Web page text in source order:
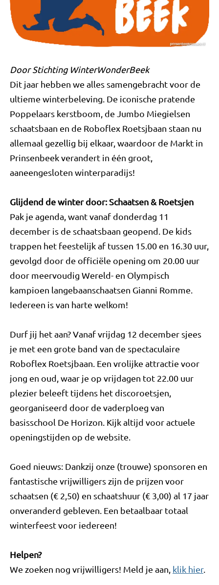
Door Stichting WinterWonderBeek
Dit jaar hebben we alles samengebracht voor de
ultieme winterbeleving. De iconische pratende
Poppelaars kerstboom, de Jumbo Miegielsen
schaatsbaan en de Roboflex Roetsjbaan staan nu
allemaal gezellig bij elkaar, waardoor de Markt in
Prinsenbeek verandert in één groot,
aaneengesloten winterparadijs!
Glijdend de winter door: Schaatsen & Roetsjen
Pak je agenda, want vanaf donderdag 11
december is de schaatsbaan geopend. De kids
trappen het feestelijk af tussen 15.00 en 16.30 uur,
gevolgd door de officiële opening om 20.00 uur
door meervoudig Wereld- en Olympisch
kampioen langebaanschaatsen Gianni Romme.
Iedereen is van harte welkom!
Durf jij het aan? Vanaf vrijdag 12 december sjees
je met een grote band van de spectaculaire
Roboflex Roetsjbaan. Een vrolijke attractie voor
jong en oud, waar je op vrijdagen tot 22.00 uur
plezier beleeft tijdens het discoroetsjen,
georganiseerd door de vaderploeg van
basisschool De Horizon. Kijk altijd voor actuele
openingstijden op de website.
Goed nieuws: Dankzij onze (trouwe) sponsoren en
fantastische vrijwilligers zijn de prijzen voor
schaatsen (€ 2,50) en schaatshuur (€ 3,00) al 17 jaar
onveranderd gebleven. Een betaalbaar totaal
winterfeest voor iedereen!
Helpen?
We zoeken nog vrijwilligers! Meld je aan, klik hier.